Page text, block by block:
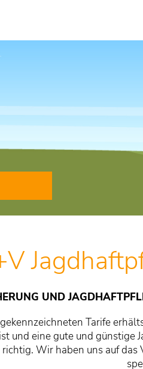
UND
Tarife
und eine gute und günstige
Wir haben uns auf